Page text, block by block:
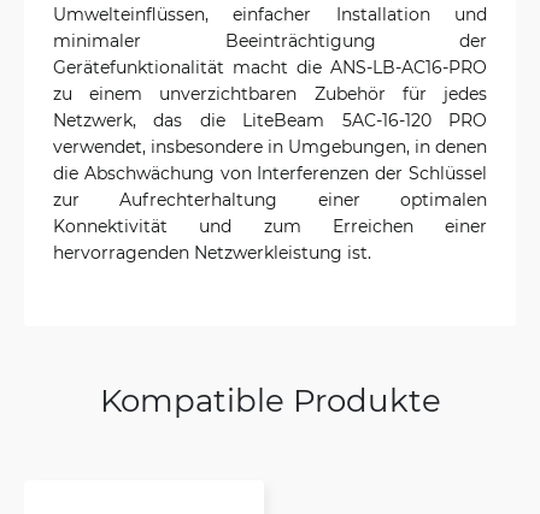
Umwelteinflüssen, einfacher Installation und
minimaler Beeinträchtigung der
Gerätefunktionalität macht die ANS-LB-AC16-PRO
zu einem unverzichtbaren Zubehör für jedes
Netzwerk, das die LiteBeam 5AC-16-120 PRO
verwendet, insbesondere in Umgebungen, in denen
die Abschwächung von Interferenzen der Schlüssel
zur Aufrechterhaltung einer optimalen
Konnektivität und zum Erreichen einer
hervorragenden Netzwerkleistung ist.
Kompatible Produkte